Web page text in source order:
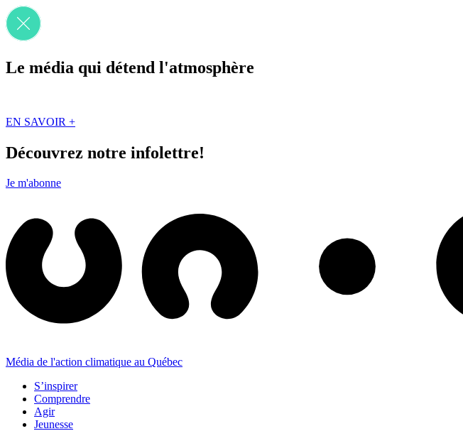
Le média qui détend l'atmosphère
EN SAVOIR +
Découvrez notre infolettre!
Je m'abonne
Média de l'action climatique au Québec
S’inspirer
Comprendre
Agir
Jeunesse